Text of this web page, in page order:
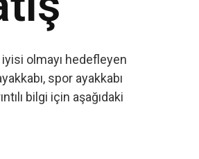
iyisi olmayı hedefleyen
spor ayakkabı
bilgi için aşağıdaki